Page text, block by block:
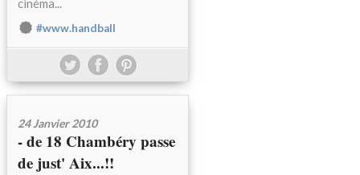
cinéma...
#www.handball
24 Janvier 2010
- de 18 Chambéry passe
de just' Aix...!!